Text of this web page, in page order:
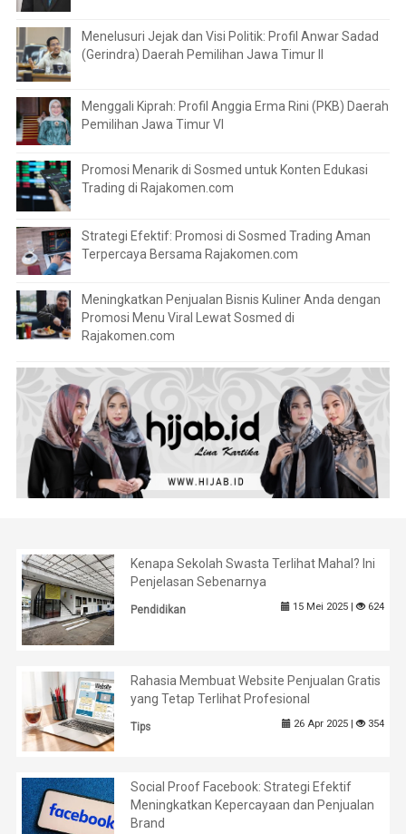
Menelusuri Jejak dan Visi Politik: Profil Anwar Sadad
(Gerindra) Daerah Pemilihan Jawa Timur II
Menggali Kiprah: Profil Anggia Erma Rini (PKB) Daerah
Pemilihan Jawa Timur VI
Promosi Menarik di Sosmed untuk Konten Edukasi
Trading di Rajakomen.com
Strategi Efektif: Promosi di Sosmed Trading Aman
Terpercaya Bersama Rajakomen.com
Meningkatkan Penjualan Bisnis Kuliner Anda dengan
Promosi Menu Viral Lewat Sosmed di
Rajakomen.com
Kenapa Sekolah Swasta Terlihat Mahal? Ini
Penjelasan Sebenarnya
Pendidikan 15 Mei 2025 | 624
Rahasia Membuat Website Penjualan Gratis
yang Tetap Terlihat Profesional
Tips 26 Apr 2025 | 354
Social Proof Facebook: Strategi Efektif
Meningkatkan Kepercayaan dan Penjualan
Brand